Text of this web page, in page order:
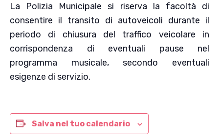
La Polizia Municipale si riserva la facoltà di
consentire il transito di autoveicoli durante il
periodo di chiusura del traffico veicolare in
corrispondenza di eventuali pause nel
programma musicale, secondo eventuali
esigenze di servizio.
Salva nel tuo calendario